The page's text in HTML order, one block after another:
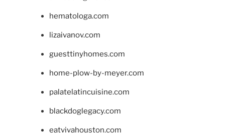
hematologa.com
lizaivanov.com
guesttinyhomes.com
home-plow-by-meyer.com
palatelatincuisine.com
blackdoglegacy.com
eatvivahouston.com